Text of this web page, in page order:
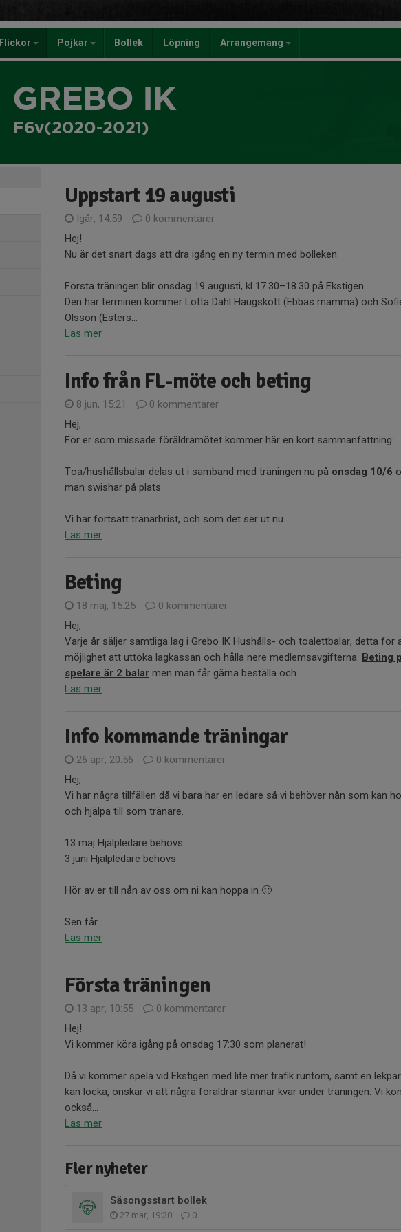
Flickor Pojkar Bollek Löpning Arrangemang
GREBO IK
F6v(2020-2021)
Uppstart 19 augusti
Igår, 14:59
0 kommentarer
Hej!
Nu är det snart dags att dra igång en ny termin med bolleken.
Första träningen blir onsdag 19 augusti, kl 17.30–18.30 på Ekstigen.
Den här terminen kommer Lotta Dahl Haugskott (Ebbas mamma) och
Olsson (Esters...
Läs mer
Info från FL-möte och beting
8 jun, 15:21
0 kommentarer
Hej,
För er som missade föräldramötet kommer här en kort sammanfattning:
Toa/hushållsbalar delas ut i samband med träningen nu på onsdag 10/6
man swishar på plats.
Vi har fortsatt tränarbrist, och som det ser ut nu...
Läs mer
Beting
18 maj, 15:25
0 kommentarer
Hej,
Varje år säljer samtliga lag i Grebo IK Hushålls- och toalettbalar, detta för
möjlighet att uttöka lagkassan och hålla nere medlemsavgifterna. Beting
spelare är 2 balar men man får gärna beställa och...
Läs mer
Info kommande träningar
26 apr, 20:56
0 kommentarer
Hej,
Vi har några tillfällen då vi bara har en ledare så vi behöver nån som kan
och hjälpa till som tränare.
13 maj Hjälpledare behövs
3 juni Hjälpledare behövs
Hör av er till nån av oss om ni kan hoppa in 🙂
Sen får...
Läs mer
Första träningen
13 apr, 10:55
0 kommentarer
Hej!
Vi kommer köra igång på onsdag 17:30 som planerat!
Då vi kommer spela vid Ekstigen med lite mer trafik runtom, samt en
kan locka, önskar vi att några föräldrar stannar kvar under träningen. Vi
också...
Läs mer
Fler nyheter
Säsongsstart bollek
27 mar, 19:30 0